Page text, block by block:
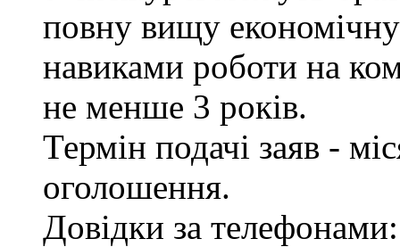
повну вищу економічну
навиками роботи на
не менше 3 років.
Термін подачі заяв -
оголошення.
Довідки за